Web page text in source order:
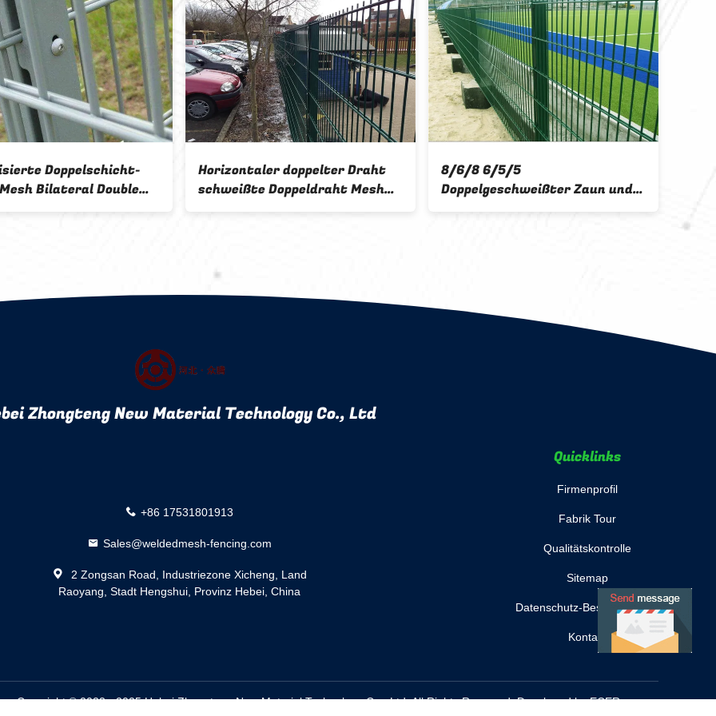
Doppeldrahtzaun
Zwillingsdrahtnetzzaun
verwenden Rundpfosten
868 Zwillingsdrahtnetz Zaun
Doppeldraht geschweißter
Pulverbeschichtete
Zwillingsdrahtzaune für
Sportzaune 8/6/8
Zhongteng New Material Technology Co., Ltd
+86 17531801913
Sales@weldedmesh-fencing.com
2 Zongsan Road, Industriezone Xicheng, Land
Raoyang, Stadt Hengshui, Provinz Hebei, China
Quicklinks
Firmenprofil
Fabrik Tour
Qualitätskontrolle
Sitemap
Datenschutz-Bestimmungen
Kontakt
Copyright © 2023 - 2025 Hebei Zhongteng New Material Technology Co., Ltd. All Rights Reserved. Developed byECER